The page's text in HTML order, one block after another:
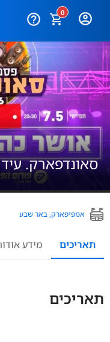
0
help_outline
סאונדפארק.
אמפיפארק, באר שבע
תאריכים מידע
תאריכים